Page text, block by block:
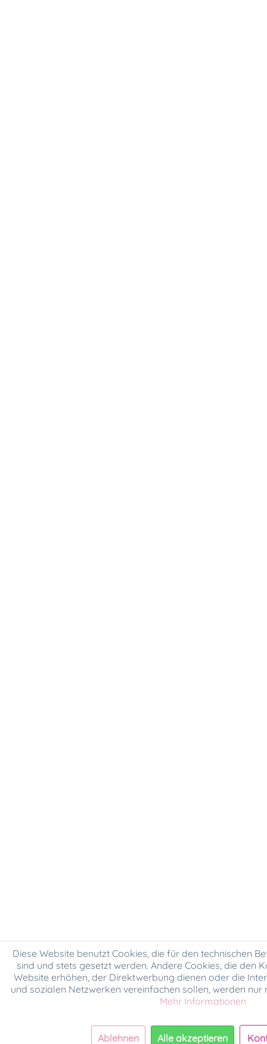
Diese Website benutzt Cookies, die für den technischen
sind und stets gesetzt werden. Andere Cookies, die den
Website erhöhen, der Direktwerbung dienen oder die
und sozialen Netzwerken vereinfachen sollen, werden
Mehr Informationen
Ablehnen Alle akzeptieren